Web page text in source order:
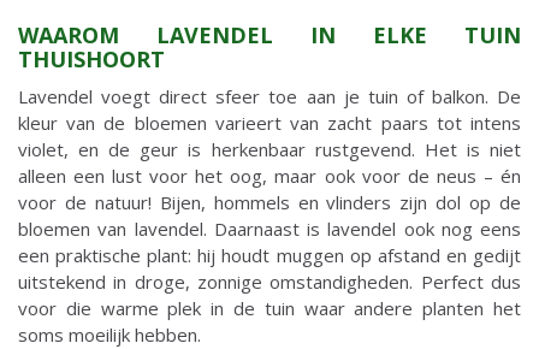
WAAROM LAVENDEL IN ELKE TUIN
THUISHOORT
Lavendel voegt direct sfeer toe aan je tuin of balkon. De
kleur van de bloemen varieert van zacht paars tot intens
violet, en de geur is herkenbaar rustgevend. Het is niet
alleen een lust voor het oog, maar ook voor de neus – én
voor de natuur! Bijen, hommels en vlinders zijn dol op de
bloemen van lavendel. Daarnaast is lavendel ook nog eens
een praktische plant: hij houdt muggen op afstand en gedijt
uitstekend in droge, zonnige omstandigheden. Perfect dus
voor die warme plek in de tuin waar andere planten het
soms moeilijk hebben.